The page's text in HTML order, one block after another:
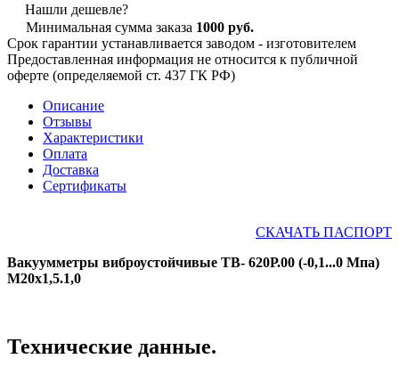
Нашли дешевле?
Минимальная сумма заказа 1000 руб.
Срок гарантии устанавливается заводом - изготовителем
Предоставленная информация не относится к публичной
оферте (определяемой ст. 437 ГК РФ)
Описание
Отзывы
Характеристики
Оплата
Доставка
Сертификаты
СКАЧАТЬ ПАСПОРТ
Вакуумметры виброустойчивые ТВ- 620Р.00 (-0,1...0 Мпа)
М20х1,5.1,0
Технические данные.